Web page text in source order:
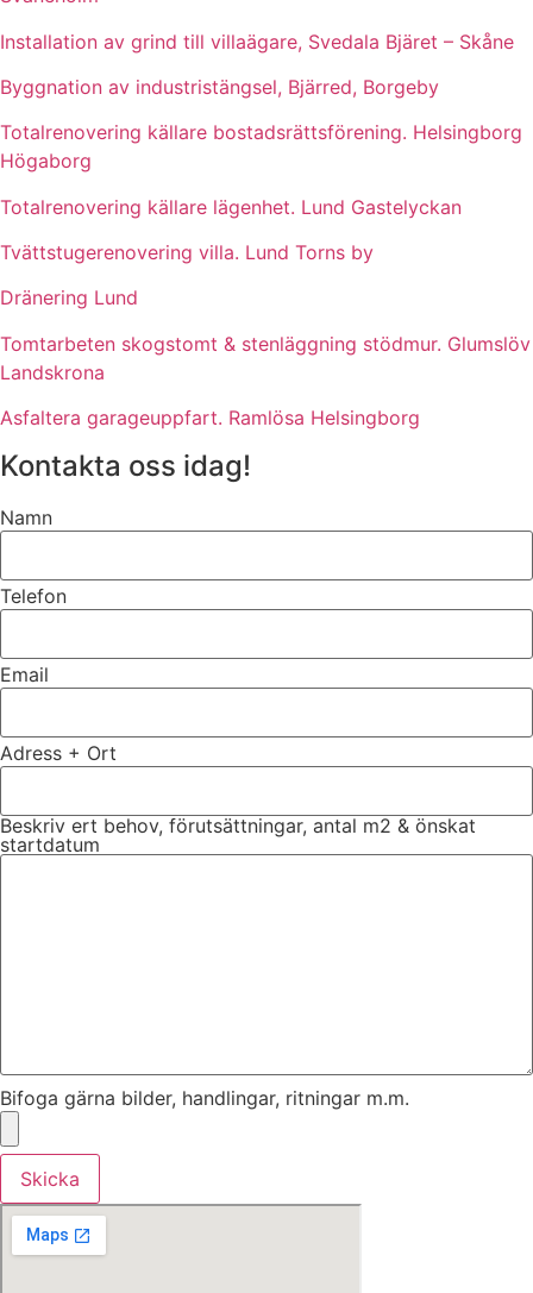
Installation av grind till villaägare, Svedala Bjäret – Skåne
Byggnation av industristängsel, Bjärred, Borgeby
Totalrenovering källare bostadsrättsförening. Helsingborg
Högaborg
Totalrenovering källare lägenhet. Lund Gastelyckan
Tvättstugerenovering villa. Lund Torns by
Dränering Lund
Tomtarbeten skogstomt & stenläggning stödmur. Glumslöv
Landskrona
Asfaltera garageuppfart. Ramlösa Helsingborg
Kontakta oss idag!
Namn
Telefon
Email
Adress + Ort
Beskriv ert behov, förutsättningar, antal m2 & önskat
startdatum
Bifoga gärna bilder, handlingar, ritningar m.m.
Skicka